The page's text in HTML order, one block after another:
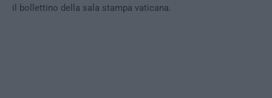
il bollettino della sala stampa vaticana.